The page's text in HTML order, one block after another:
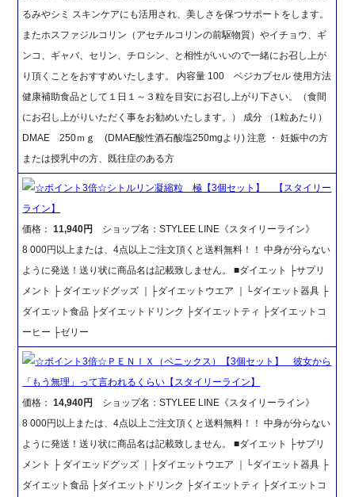
るみやシミ スキンケアにも活用され、美しさを保つサポートをします。
またホスファジルコリン（アセチルコリンの前駆物質）やイチョウ、ギ
ンコ、ギャバ、セリン、チロシン、と相性がいいので一緒にお召し上が
り頂くことをおすすめいたします。 内容量 100 ベジカプセル 使用方法
健康補助食品として１日１～３粒を目安にお召し上がり下さい。（食間
にお召し上がりいただく事をお勧めいたします。） 成分 （1粒あたり）
DMAE 250ｍｇ (DMAE酸性酒石酸塩250mgより) 注意 ・ 妊娠中の方
または授乳中の方、既往症のある方
☆ポイント3倍☆シトルリン凝縮粒 極【3個セット】 【スタイリー
ライン】
価格：11,940円
ショップ名：STYLEE LINE《スタイリーライン》
8 000円以上または、4点以上ご注文頂くと送料無料！！ 中身が分らない
ように発送！送り状に商品名は記載致しません。 ■ダイエット ├サプリ
メント ├ ダイエッドグッズ ｜├ダイエットウエア ｜└ダイエット器具 ├
ダイエット食品 ├ダイエットドリンク ├ダイエットティ ├ダイエットコ
ーヒー ├ゼリー
☆ポイント3倍☆ＰＥＮＩＸ（ペニックス）【3個セット】 彼女から
「もう無理」って言われるくらい【スタイリーライン】
価格：14,940円
ショップ名：STYLEE LINE《スタイリーライン》
8 000円以上または、4点以上ご注文頂くと送料無料！！ 中身が分らない
ように発送！送り状に商品名は記載致しません。 ■ダイエット ├サプリ
メント ├ ダイエッドグッズ ｜├ダイエットウエア ｜└ダイエット器具 ├
ダイエット食品 ├ダイエットドリンク ├ダイエットティ ├ダイエットコ